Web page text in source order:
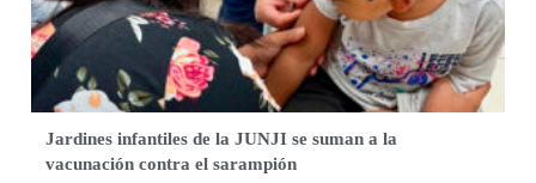
Jardines infantiles de la JUNJI se suman a la
vacunación contra el sarampión